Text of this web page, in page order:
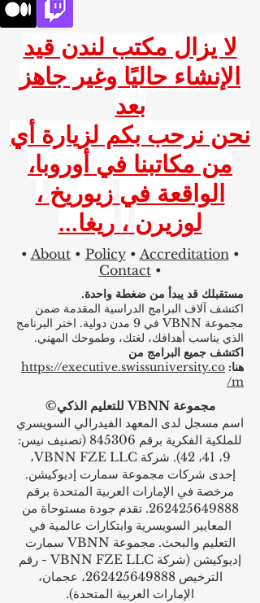
لا يزال مكتب لندن قيد
الإنشاء حاليًا وغير جاهز
بعد
نحن نرحب بكم لزيارة أي
من مكاتبنا في أوروبا،
الواقعة في زيوريخ ،
لوزيرن ، ريغا...
• About• Policy• Accreditation•
Contact•
مستقبلك قد يبدأ من ضغطة واحدة.
اكتشف آلاف البرامج الدراسية المقدمة ضمن
مجموعة VBNN في 9 مدن دولية. اختر البرنامج
الذي يناسب أهدافك، لغتك، وطموحك المهني.
اكتشف جميع البرامج من
هنا: https://executive.swissuniversity.co
m/
مجموعة VBNN للتعليم الذكي©
اسم مسجل لدى المعهد الفيدرالي السويسري
للملكية الفكرية برقم 845306 (تصنيف نيس:
9، 41، 42). شركة VBNN FZE LLC،
إحدى شركات مجموعة سمارت إديوكيشن.
مرخصة في الإمارات العربية المتحدة برقم
262425649888. تقدم جودة مستوحاة من
المعايير السويسرية وابتكارات عالمية في
التعليم والبحث. مجموعة VBNN سمارت
إديوكيشن (شركة VBNN FZE LLC - رقم
الترخيص262425649888، عجمان،
الإمارات العربية المتحدة).